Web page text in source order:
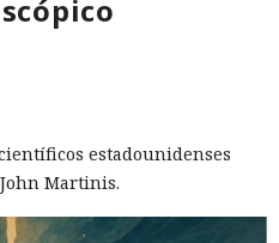
estadounidenses
Martinis.